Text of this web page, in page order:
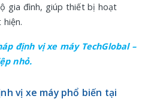
gia đình, giúp thiết bị hoạt
định vị xe máy TechGlobal –
nhỏ.
vị xe máy phổ biến tại